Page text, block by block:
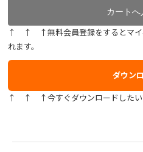
↑ ↑ ↑無料会員登録をするとマイ
れます。
ダウン
↑ ↑ ↑今すぐダウンロードしたい